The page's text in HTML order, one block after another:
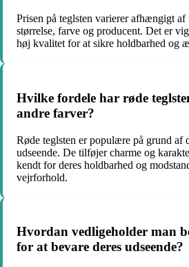
Prisen på teglsten varierer afhængigt
størrelse, farve og producent. Det er
høj kvalitet for at sikre holdbarhed og
Hvilke fordele har røde
andre farver?
Røde teglsten er populære på grund af
udseende. De tilføjer charme og
kendt for deres holdbarhed og
vejrforhold.
Hvordan vedligeholder man
for at bevare deres udseende?